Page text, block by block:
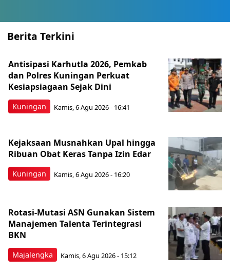
Berita Terkini
Kuningan
Antisipasi Karhutla 2026, Pemkab
dan Polres Kuningan Perkuat
Kesiapsiagaan Sejak Dini
Kamis, 6 Agu 2026 - 16:41
Kuningan
Kejaksaan Musnahkan Upal hingga
Ribuan Obat Keras Tanpa Izin Edar
Kamis, 6 Agu 2026 - 16:20
Majalengka
Rotasi-Mutasi ASN Gunakan Sistem
Manajemen Talenta Terintegrasi
BKN
Kamis, 6 Agu 2026 - 15:12